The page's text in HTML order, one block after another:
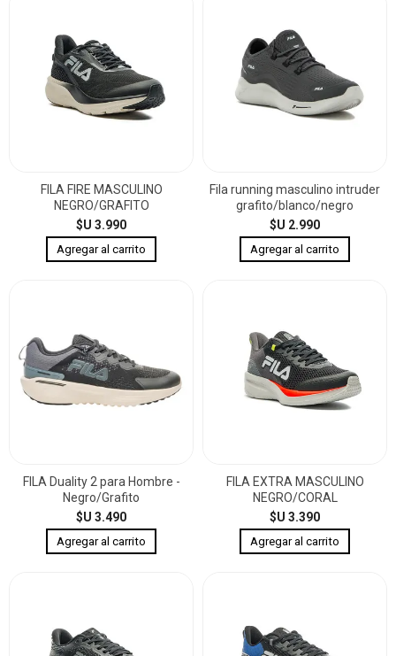
FILA FIRE MASCULINO
NEGRO/GRAFITO
$U 3.990
Fila running masculino intruder
grafito/blanco/negro
$U 2.990
FILA Duality 2 para Hombre -
Negro/Grafito
$U 3.490
FILA EXTRA MASCULINO
NEGRO/CORAL
$U 3.390